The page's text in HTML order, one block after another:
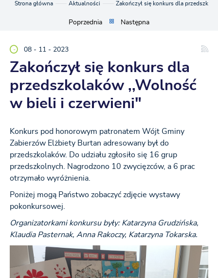
Strona główna Aktualności Zakończył się konkurs dla
Poprzednia Następna
08 - 11 - 2023
Zakończył się konkurs dla
przedszkolaków ,,Wolność
w bieli i czerwieni"
Konkurs pod honorowym patronatem Wójt Gminy
Zabierzów Elżbiety Burtan adresowany był do
przedszkolaków. Do udziału zgłosiło się 16 grup
przedszkolnych. Nagrodzono 10 zwycięzców, a 6 prac
otrzymało wyróżnienia.
Poniżej mogą Państwo zobaczyć zdjęcie wystawy
pokonkursowej.
Organizatorkami konkursu były: Katarzyna Grudzińska,
Klaudia Pasternak, Anna Rakoczy, Katarzyna Tokarska.